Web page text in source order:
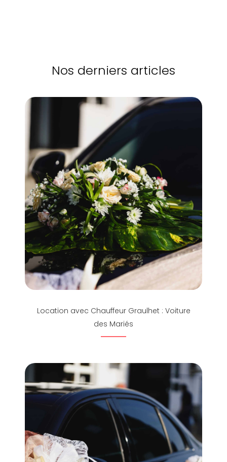
Nos derniers articles
Location avec Chauffeur Graulhet : Voiture
des Mariés